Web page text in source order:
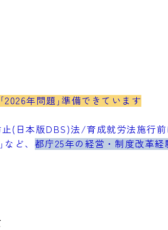
｢2026年問題｣準備できています
(日本版DBS)法/育成就労法施行
ど、 都庁25年の経営・制度改革